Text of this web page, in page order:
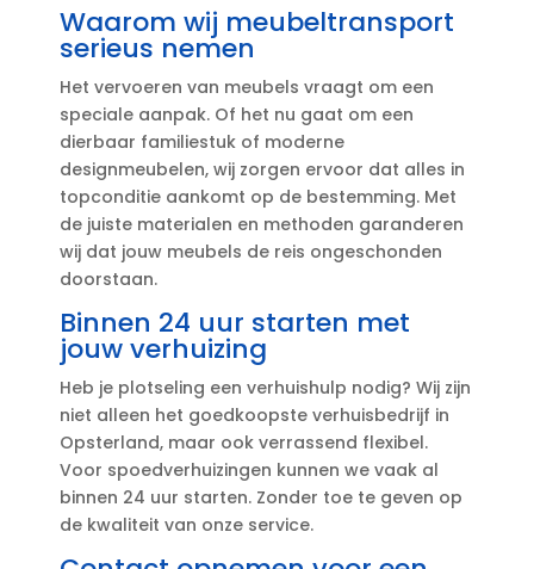
Waarom wij meubeltransport
serieus nemen
Het vervoeren van meubels vraagt om een
speciale aanpak.​ Of het nu gaat om een
dierbaar familiestuk of moderne
designmeubelen, wij zorgen ervoor dat alles in
topconditie aankomt op de bestemming.​ Met
de juiste materialen en methoden garanderen
wij dat jouw meubels de reis ongeschonden
doorstaan.​
Binnen 24 uur starten met
jouw verhuizing
Heb je plotseling een verhuishulp nodig? Wij zijn
niet alleen het goedkoopste verhuisbedrijf in
Opsterland, maar ook verrassend flexibel.​
Voor spoedverhuizingen kunnen we vaak al
binnen 24 uur starten.​ Zonder toe te geven op
de kwaliteit van onze service.​